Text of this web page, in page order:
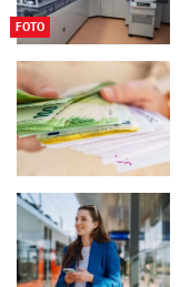
FOTO